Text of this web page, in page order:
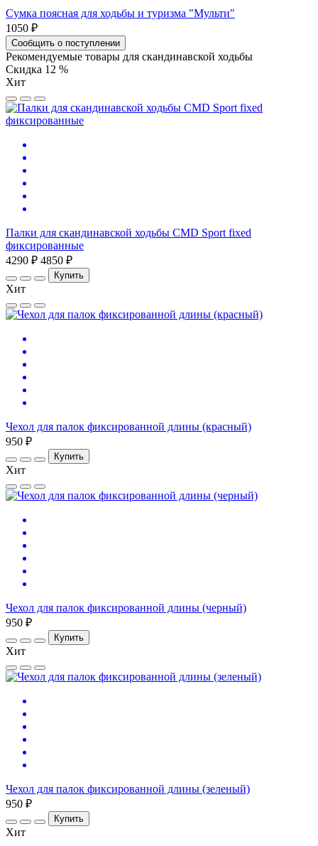
Сумка поясная для ходьбы и туризма "Мульти"
1050 ₽
Сообщить о поступлении
Рекомендуемые товары для скандинавской ходьбы
Скидка 12 %
Хит
Палки для скандинавской ходьбы CMD Sport fixed
фиксированные
4290 ₽ 4850 ₽
Купить
Хит
Чехол для палок фиксированной длины (красный)
950 ₽
Купить
Хит
Чехол для палок фиксированной длины (черный)
950 ₽
Купить
Хит
Чехол для палок фиксированной длины (зеленый)
950 ₽
Купить
Хит